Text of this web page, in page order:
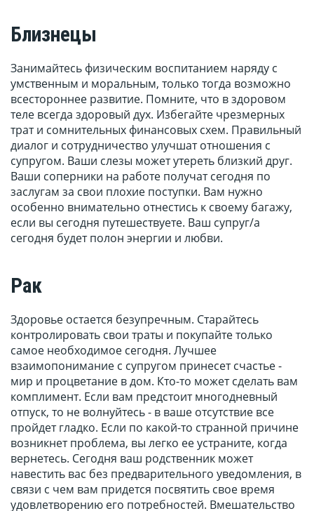
Близнецы
Занимайтесь физическим воспитанием наряду с
умственным и моральным, только тогда возможно
всестороннее развитие. Помните, что в здоровом
теле всегда здоровый дух. Избегайте чрезмерных
трат и сомнительных финансовых схем. Правильный
диалог и сотрудничество улучшат отношения с
супругом. Ваши слезы может утереть близкий друг.
Ваши соперники на работе получат сегодня по
заслугам за свои плохие поступки. Вам нужно
особенно внимательно отнестись к своему багажу,
если вы сегодня путешествуете. Ваш супруг/а
сегодня будет полон энергии и любви.
Рак
Здоровье остается безупречным. Старайтесь
контролировать свои траты и покупайте только
самое необходимое сегодня. Лучшее
взаимопонимание с супругом принесет счастье -
мир и процветание в дом. Кто-то может сделать вам
комплимент. Если вам предстоит многодневный
отпуск, то не волнуйтесь - в ваше отсутствие все
пройдет гладко. Если по какой-то странной причине
возникнет проблема, вы легко ее устраните, когда
вернетесь. Сегодня ваш родственник может
навестить вас без предварительного уведомления, в
связи с чем вам придется посвятить свое время
удовлетворению его потребностей. Вмешательство